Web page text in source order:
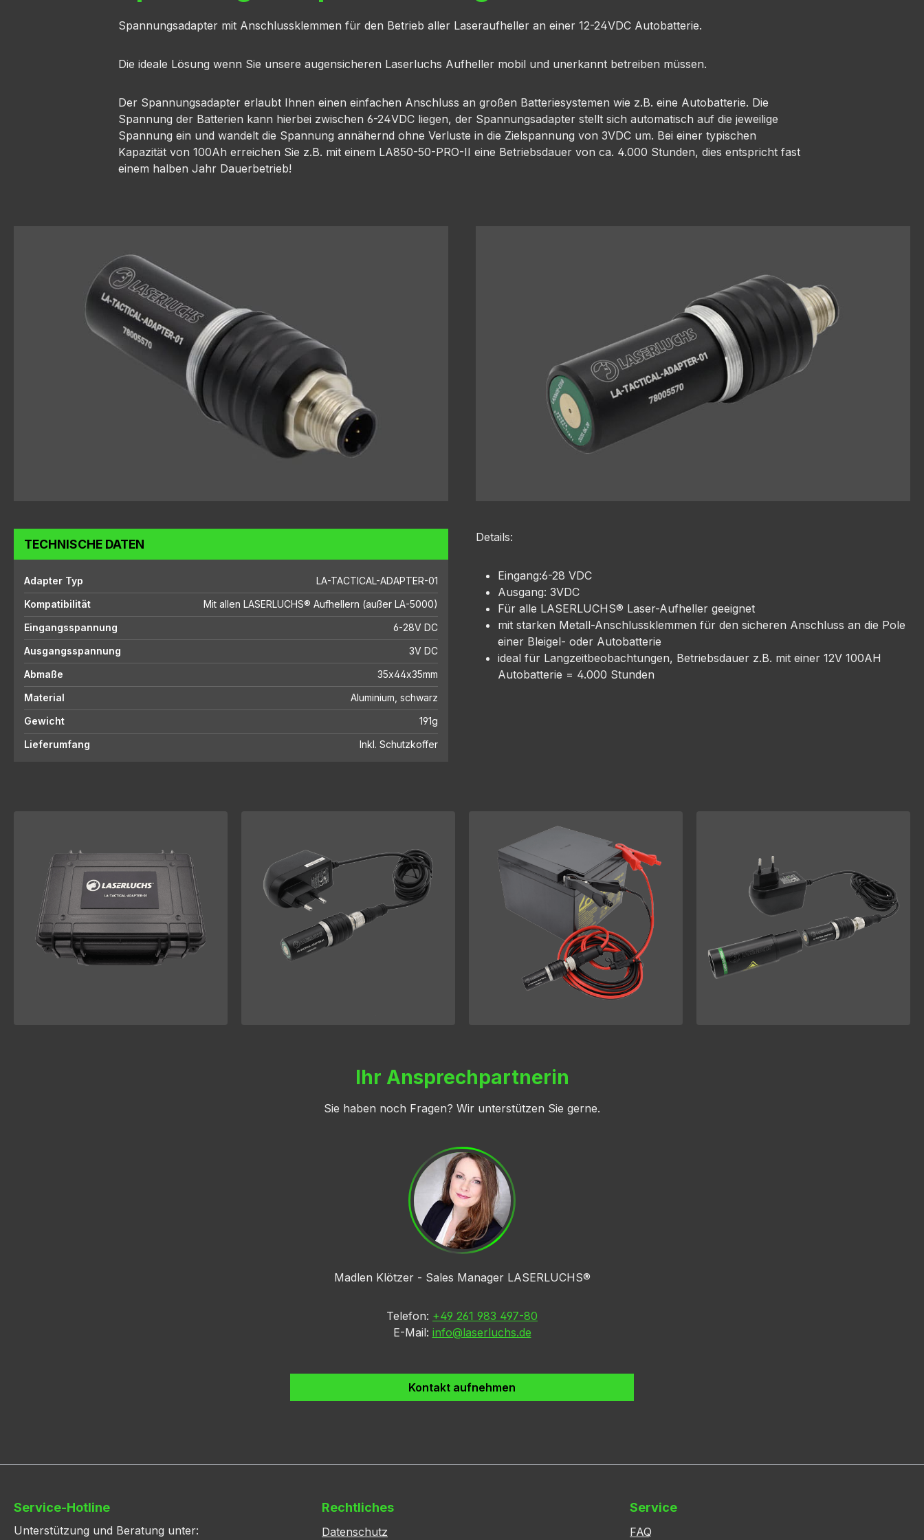
Spannungsadapter mit Anschlussklemmen für den Betrieb aller Laseraufheller an einer 12-24VDC Autobatterie.
Die ideale Lösung wenn Sie unsere augensicheren Laserluchs Aufheller mobil und unerkannt betreiben müssen.
Der Spannungsadapter erlaubt Ihnen einen einfachen Anschluss an großen Batteriesystemen wie z.B. eine Autobatterie. Die
Spannung der Batterien kann hierbei zwischen 6-24VDC liegen, der Spannungsadapter stellt sich automatisch auf die jeweilige
Spannung ein und wandelt die Spannung annähernd ohne Verluste in die Zielspannung von 3VDC um. Bei einer typischen
Kapazität von 100Ah erreichen Sie z.B. mit einem LA850-50-PRO-II eine Betriebsdauer von ca. 4.000 Stunden, dies entspricht fast
einem halben Jahr Dauerbetrieb!
TECHNISCHE DATEN
Adapter Typ
LA-TACTICAL-ADAPTER-01
Kompatibilität
Mit allen LASERLUCHS® Aufhellern (außer LA-5000)
Eingangsspannung
6-28V DC
Ausgangsspannung
3V DC
Abmaße
35x44x35mm
Material
Aluminium, schwarz
Gewicht
191g
Lieferumfang
Inkl. Schutzkoffer
Details:
Eingang:6-28 VDC
Ausgang: 3VDC
Für alle LASERLUCHS® Laser-Aufheller geeignet
mit starken Metall-Anschlussklemmen für den sicheren Anschluss an die Pole
einer Bleigel- oder Autobatterie
ideal für Langzeitbeobachtungen, Betriebsdauer z.B. mit einer 12V 100AH
Autobatterie = 4.000 Stunden
Ihr Ansprechpartnerin
Sie haben noch Fragen? Wir unterstützen Sie gerne.
Madlen Klötzer - Sales Manager LASERLUCHS®
Telefon: +49 261 983 497-80
E-Mail: info@laserluchs.de
Kontakt aufnehmen
Service-Hotline
Unterstützung und Beratung unter:
Rechtliches
Datenschutz
Service
FAQ